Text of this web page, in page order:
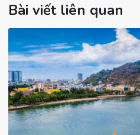
Bài viết liên quan